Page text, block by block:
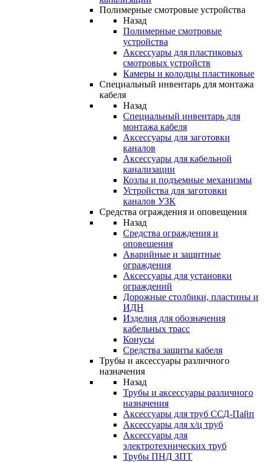
Полимерные смотровые устройства
Назад
Полимерные смотровые
устройства
Аксессуары для пластиковых
смотровых устройств
Камеры и колодцы пластиковые
Специальный инвентарь для монтажа
кабеля
Назад
Специальный инвентарь для
монтажа кабеля
Аксессуары для заготовки
каналов
Аксессуары для кабельной
канализации
Козлы и подъемные механизмы
Устройства для заготовки
каналов УЗК
Средства ограждения и оповещения
Назад
Средства ограждения и
оповещения
Аварийные и защитные
ограждения
Аксессуары для установки
ограждений
Дорожные столбики, пластины и
ИДН
Изделия для обозначения
кабельных трасс
Конусы
Средства защиты кабеля
Трубы и аксессуары различного
назначения
Назад
Трубы и аксессуары различного
назначения
Аксессуары для труб ССД-Пайп
Аксессуары для х/ц труб
Аксессуары для
электротехнических труб
Трубы ПНД ЗПТ